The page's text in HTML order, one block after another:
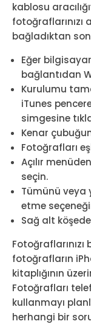
kablosu
fotoğraflarınızı
bağladıktan
Eğer
bağlantıdan
Kurulumu
iTunes
simgesine
Kenar
Fotoğrafları
Açılır menüden
seçin.
Tümünü veya
etme
Sağ alt
Fotoğraflarınızı
fotoğrafların
kitaplığının
Fotoğrafları
kullanmayı
herhangi bir